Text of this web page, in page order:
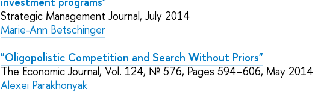
Strategic Management Journal, July 2014
Marie-Ann Betschinger
"Oligopolistic Competition and Search Without Priors"
The Economic Journal, Vol. 124, № 576, Pages 594–606, May 2014
Alexei Parakhonyak